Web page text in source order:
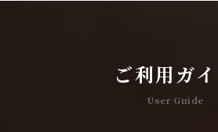
ご利用ガ
User Guide